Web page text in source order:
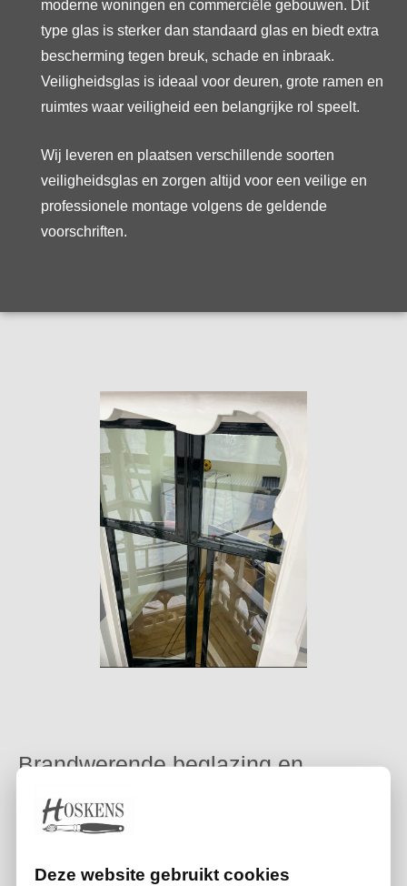
moderne woningen en commerciële gebouwen. Dit
type glas is sterker dan standaard glas en biedt extra
bescherming tegen breuk, schade en inbraak.
Veiligheidsglas is ideaal voor deuren, grote ramen en
ruimtes waar veiligheid een belangrijke rol speelt.
Wij leveren en plaatsen verschillende soorten
veiligheidsglas en zorgen altijd voor een veilige en
professionele montage volgens de geldende
voorschriften.
Brandwerende beglazing en
speciale glasoplossingen
Naast isolatieglas en veiligheidsglas kunt u bij
beglazing. Brandwerend glas helpt om vuur en rook
Deze website gebruikt cookies